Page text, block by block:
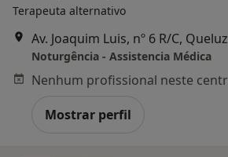
Terapeuta alternativo
Av. Joaquim Luis, nº 6 R/C, Queluz
Noturgência - Assistencia Médica
Mostrar perfil